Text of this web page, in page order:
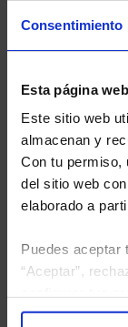
Consentimiento
Esta página
Este sitio web
almacenan y
Con tu permiso,
del sitio web
elaborado a
Puedes aceptar
“Aceptar”,
Limpias con